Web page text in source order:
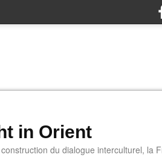
in Orient
du dialogue interculturel, la